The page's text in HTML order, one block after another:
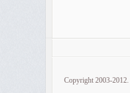
Copyright 2003-